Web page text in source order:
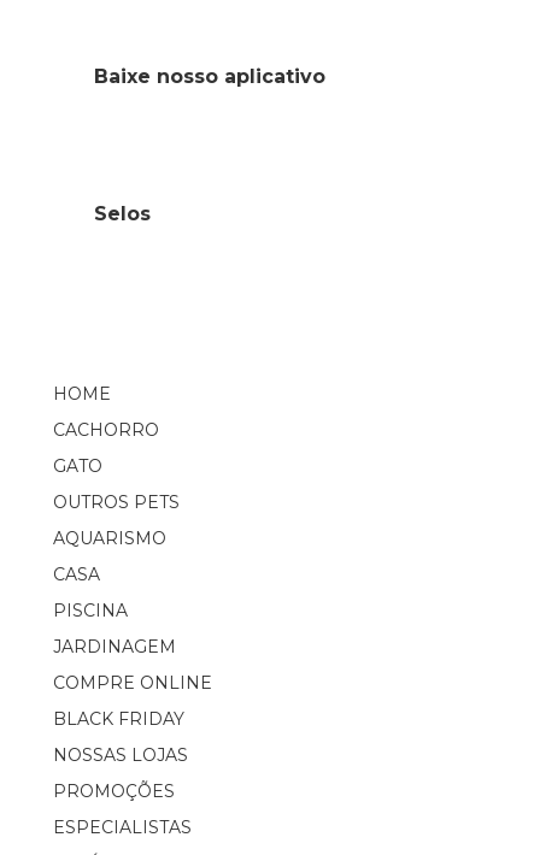
HOME
CACHORRO
GATO
OUTROS PETS
AQUARISMO
CASA
PISCINA
JARDINAGEM
COMPRE ONLINE
BLACK FRIDAY
NOSSAS LOJAS
PROMOÇÕES
ESPECIALISTAS
Baixe nosso aplicativo
Selos